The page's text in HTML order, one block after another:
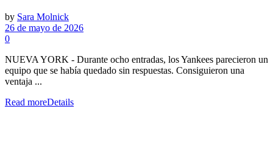
by Sara Molnick
26 de mayo de 2026
0
NUEVA YORK - Durante ocho entradas, los Yankees parecieron un
equipo que se había quedado sin respuestas. Consiguieron una
ventaja ...
Read moreDetails